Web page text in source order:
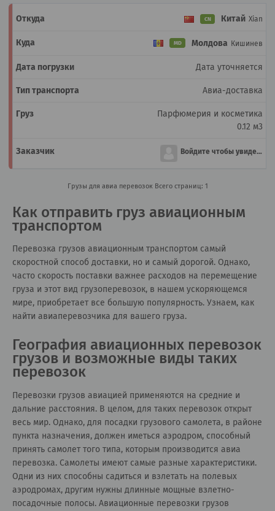
CN Китай Xian
MD Молдова Кишинев
Дата уточняется
Авиа-доставка
Парфюмерия и косметика
0.12 м3
Войдите чтобы увидеть
Грузы для авиа перевозокВсего страниц: 1
Как отправить груз авиационным
транспортом
Перевозка грузов авиационным транспортом самый
скоростной способ доставки, но и самый дорогой. Однако,
часто скорость поставки важнее расходов на перемещение
груза и этот вид грузоперевозок, в нашем ускоряющемся
мире, приобретает все большую популярность. Узнаем, как
найти авиаперевозчика для вашего груза.
География авиационных перевозок
грузов и возможные виды таких
перевозок
Перевозки грузов авиацией применяются на средние и
дальние расстояния. В целом, для таких перевозок открыт
весь мир. Однако, для посадки грузового самолета, в районе
пункта назначения, должен иметься аэродром, способный
принять самолет того типа, которым производится авиа
перевозка. Самолеты имеют самые разные характеристики.
Одни из них способны садиться и взлетать на полевых
аэродромах, другим нужны длинные мощные взлетно-
посадочные полосы. Авиационные перевозки грузов